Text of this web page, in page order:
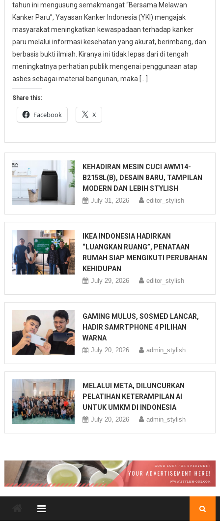
tahun ini mengusung semakmangat “Bersama Melawan
Kanker Paru”, Yayasan Kanker Indonesia (YKI) mengajak
masyarakat meningkatkan kewaspadaan terhadap kanker
paru melalui informasi kesehatan yang akurat, berimbang, dan
berbasis bukti ilmiah. Kiranya ini tidak lepas dari di tengah
meningkatnya perhatian publik mengenai penggunaan atap
asbes sebagai material bangunan, maka […]
Share this:
Facebook X
KEHADIRAN MESIN CUCI AWM14-
B2158L(B), DESAIN BARU, TAMPILAN
MODERN DAN LEBIH STYLISH
July 31, 2026 editor_stylish
IKEA INDONESIA HADIRKAN
“LUANGKAN RUANG”, PENATAAN
RUMAH SIAP MENGIKUTI PERUBAHAN
KEHIDUPAN
July 29, 2026 editor_stylish
GAMING MULUS, SOSMED LANCAR,
HADIR SAMRTPHONE 4 PILIHAN
WARNA
July 20, 2026 admin_stylish
MELALUI META, DILUNCURKAN
PELATIHAN KETERAMPILAN AI
UNTUK UMKM DI INDONESIA
July 20, 2026 admin_stylish